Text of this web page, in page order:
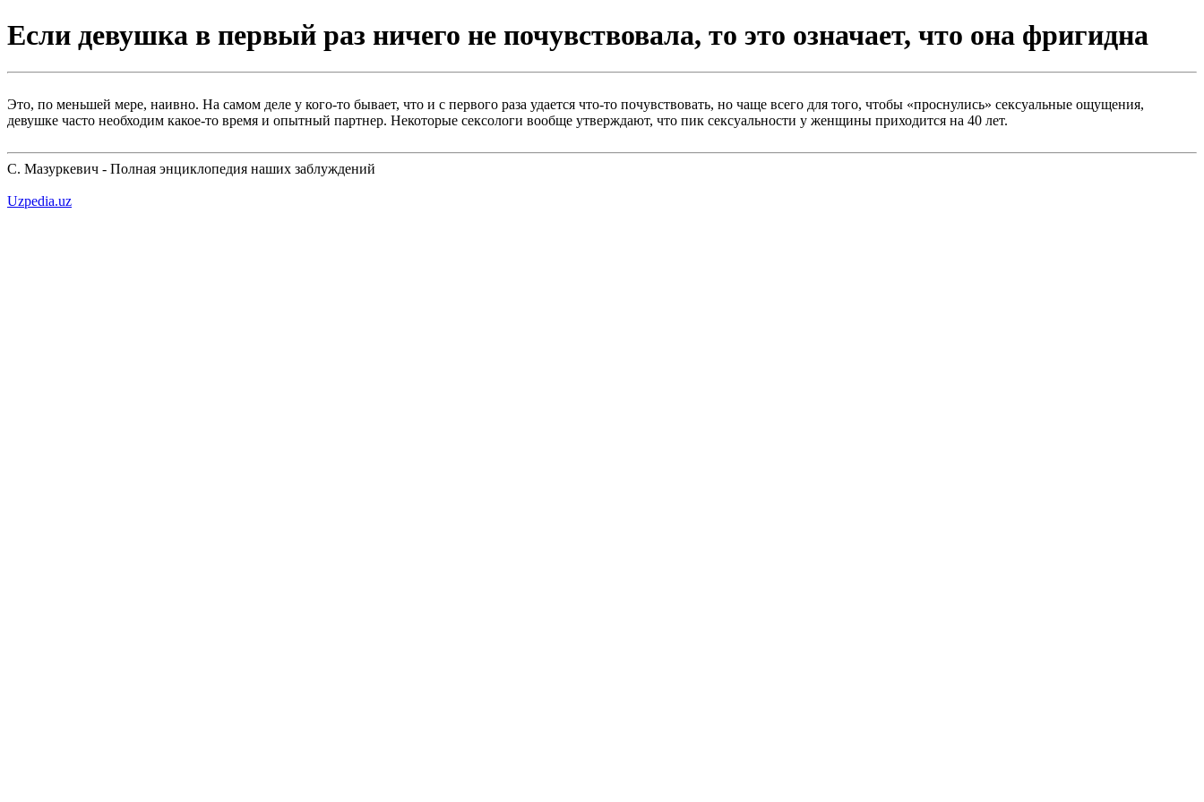
Если девушка в первый раз ничего не почувствовала, то это означает, что она фригидна
Это, по меньшей мере, наивно. На самом деле у кого-то бывает, что и с первого раза удается что-то почувствовать, но чаще всего для того, чтобы «проснулись» сексуальные ощущения,
девушке часто необходим какое-то время и опытный партнер. Некоторые сексологи вообще утверждают, что пик сексуальности у женщины приходится на 40 лет.
С. Мазуркевич - Полная энциклопедия наших заблуждений
Uzpedia.uz